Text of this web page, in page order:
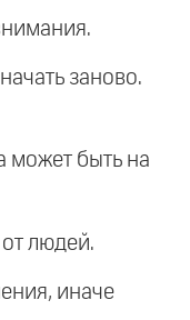
заново.
может быть на
людей.
иначе